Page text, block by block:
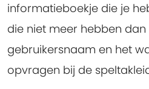
informatieboekje die je
die niet meer hebben dan
gebruikersnaam en het
opvragen bij de